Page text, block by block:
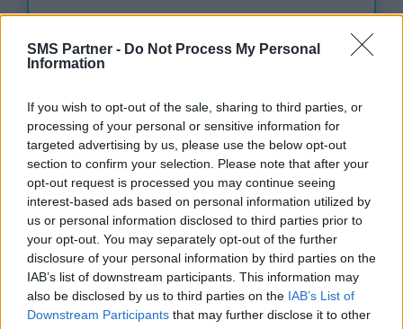
SMS Partner - Do Not Process My Personal
Information
If you wish to opt-out of the sale, sharing to third parties, or
processing of your personal or sensitive information for
targeted advertising by us, please use the below opt-out
section to confirm your selection. Please note that after your
opt-out request is processed you may continue seeing
interest-based ads based on personal information utilized by
us or personal information disclosed to third parties prior to
your opt-out. You may separately opt-out of the further
disclosure of your personal information by third parties on the
IAB’s list of downstream participants. This information may
also be disclosed by us to third parties on the IAB’s List of
Downstream Participants that may further disclose it to other
20 SMS offertsà partir de 200 SMS
Envoi instantané ou différé
Personnalisation du contenu
Réponse STOP
Stop SMS
Envoi à l’international
Remise garantie